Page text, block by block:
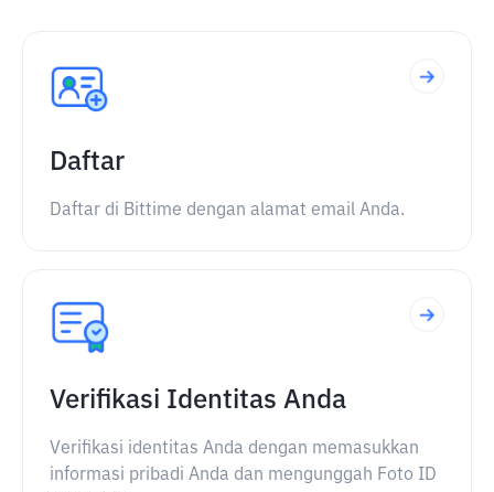
Daftar
Daftar di Bittime dengan alamat email Anda.
Verifikasi Identitas Anda
Verifikasi identitas Anda dengan memasukkan
informasi pribadi Anda dan mengunggah Foto ID